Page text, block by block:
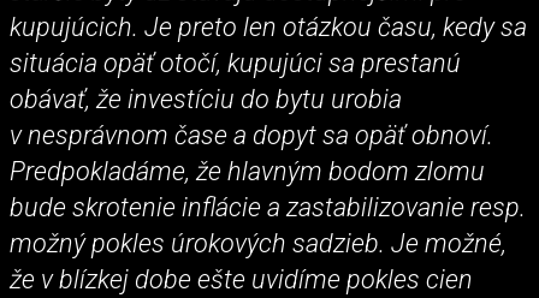
kupujúcich. Je preto len otázkou času, kedy sa
situácia opäť otočí, kupujúci sa prestanú
obávať, že investíciu do bytu urobia
v nesprávnom čase a dopyt sa opäť obnoví.
Predpokladáme, že hlavným bodom zlomu
bude skrotenie inflácie a zastabilizovanie resp.
možný pokles úrokových sadzieb. Je možné,
že v blízkej dobe ešte uvidíme pokles cien